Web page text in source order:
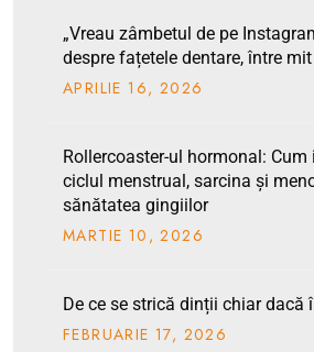
„Vreau zâmbetul de pe
despre fațetele dentare, între
APRILIE16, 2026
Rollercoaster-ul hormonal: Cum
ciclul menstrual, sarcina și
sănătatea gingiilor
MARTIE 10 , 2026
De ce se strică dinții chiar dacă
FEBRUARIE17, 2026